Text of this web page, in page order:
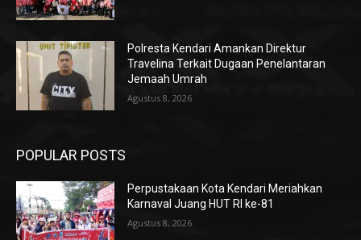
Polresta Kendari Amankan Direktur
Travelina Terkait Dugaan Penelantaran
Jemaah Umrah
Agustus 8, 2026
POPULAR POSTS
Perpustakaan Kota Kendari Meriahkan
Karnaval Juang HUT RI ke-81
Agustus 8, 2026